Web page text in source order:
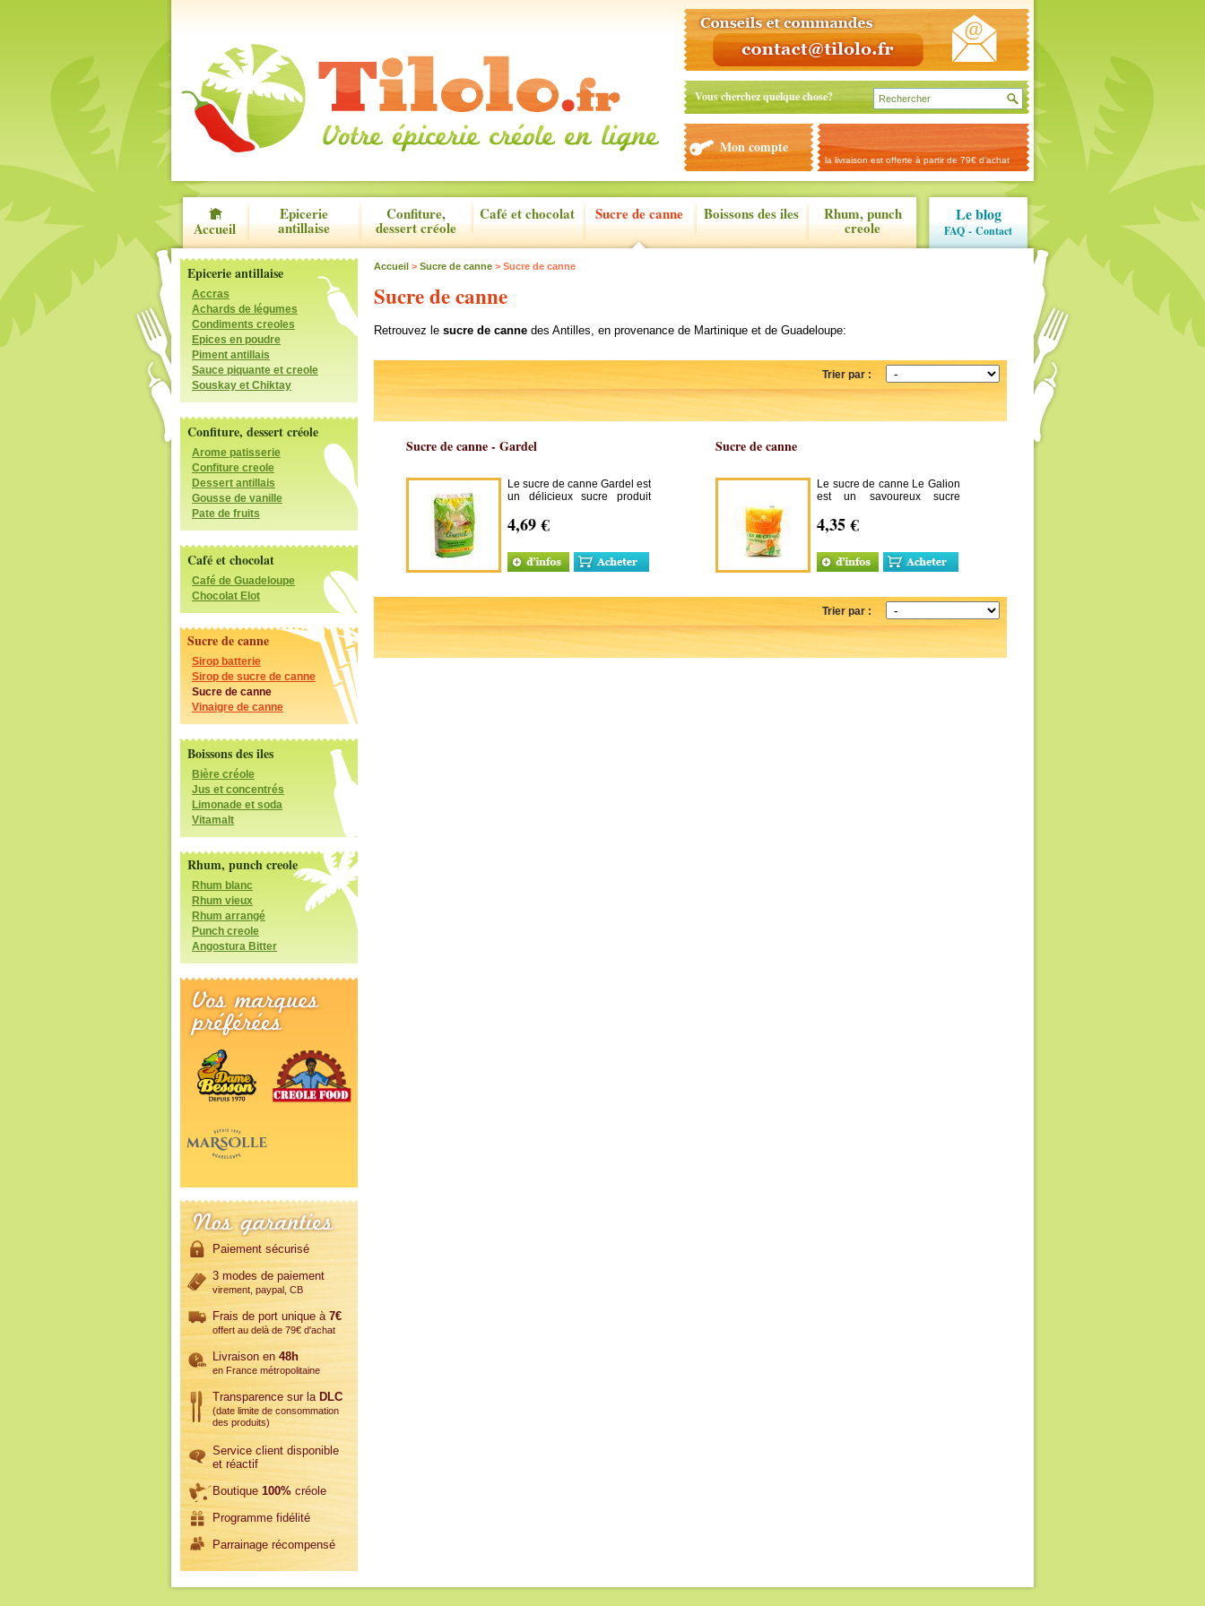
Vous cherchez quelque chose?
la livraison est offerte à partir de 79€ d’achat
Mon compte
Accueil
Epicerie
antillaise
Confiture,
dessert créole
Café et chocolat Sucre de canne Boissons des iles Rhum, punch
creole
Le blog
FAQ - Contact
Epicerie antillaise
Accras
Achards de légumes
Condiments creoles
Epices en poudre
Piment antillais
Sauce piquante et creole
Souskay et Chiktay
Confiture, dessert créole
Arome patisserie
Confiture creole
Dessert antillais
Gousse de vanille
Pate de fruits
Café et chocolat
Café de Guadeloupe
Chocolat Elot
Sucre de canne
Sirop batterie
Sirop de sucre de canne
Sucre de canne
Vinaigre de canne
Boissons des iles
Bière créole
Jus et concentrés
Limonade et soda
Vitamalt
Rhum, punch creole
Rhum blanc
Rhum vieux
Rhum arrangé
Punch creole
Angostura Bitter
Paiement sécurisé
3 modes de paiement
virement, paypal, CB
Frais de port unique à 7€
offert au delà de 79€ d'achat
Livraison en 48h
en France métropolitaine
Transparence sur la DLC
(date limite de consommation
des produits)
Service client disponible
et réactif
Boutique 100%créole
Programme fidélité
Parrainage récompensé
Accueil > Sucre de canne > Sucre de canne
Sucre de canne
Retrouvez le sucre de canne des Antilles, en provenance de Martinique et de Guadeloupe:
Trier par :
Sucre de canne - Gardel
Le sucre de canne Gardel est
un délicieux sucre produit
sucrerie de Guadeloupe, à
base de canne à sucre
région.
4,69 €
Sucre de canne
Le sucre de canne Le Galion
est un savoureux sucre
sucrerie de Martinique, à
base de canne à sucre
région.
4,35 €
Trier par :